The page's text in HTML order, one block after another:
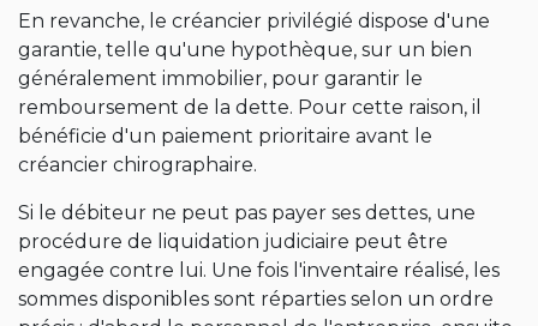
En revanche, le créancier privilégié dispose d'une
garantie, telle qu'une hypothèque, sur un bien
généralement immobilier, pour garantir le
remboursement de la dette. Pour cette raison, il
bénéficie d'un paiement prioritaire avant le
créancier chirographaire.
Si le débiteur ne peut pas payer ses dettes, une
procédure de liquidation judiciaire peut être
engagée contre lui. Une fois l'inventaire réalisé, les
sommes disponibles sont réparties selon un ordre